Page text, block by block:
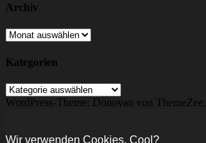
Archiv
Archiv
Kategorien
Kategorien
WordPress-Theme: Donovan von ThemeZee.
Wir verwenden Cookies. Cool?